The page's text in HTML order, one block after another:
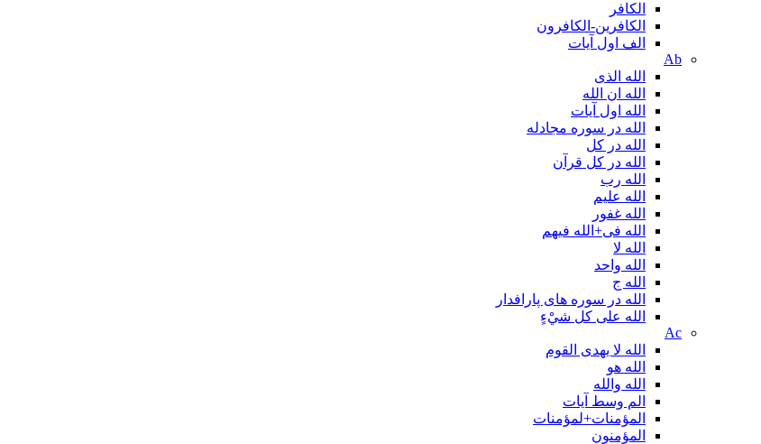
الكافر
الکافرین-الکافرون
الف اول آیات
Ab
الله الذی
الله ان الله
الله اول آیات
الله در سوره مجادله
الله در کل
الله در کل قرآن
الله رب
الله علیم
الله غفور
الله فی+الله فیهم
الله لا
الله واحد
الله ج
الله در سوره های پارافدار
الله علی کل شيْءٍ
Ac
الله لا یهدی القوم
الله هو
الله والله
الم وسط آیات
المؤمنات+لمؤمنات
المؤمنون